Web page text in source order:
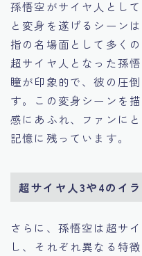
孫悟空がサイヤ人とし
と変身を遂げるシーン
指の名場面として多く
超サイヤ人となった孫
瞳が印象的で、彼の圧
す。この変身シーンを
感にあふれ、ファンに
記憶に残っています。
超サイヤ人3や4のイ
さらに、孫悟空は超サ
し、それぞれ異なる特